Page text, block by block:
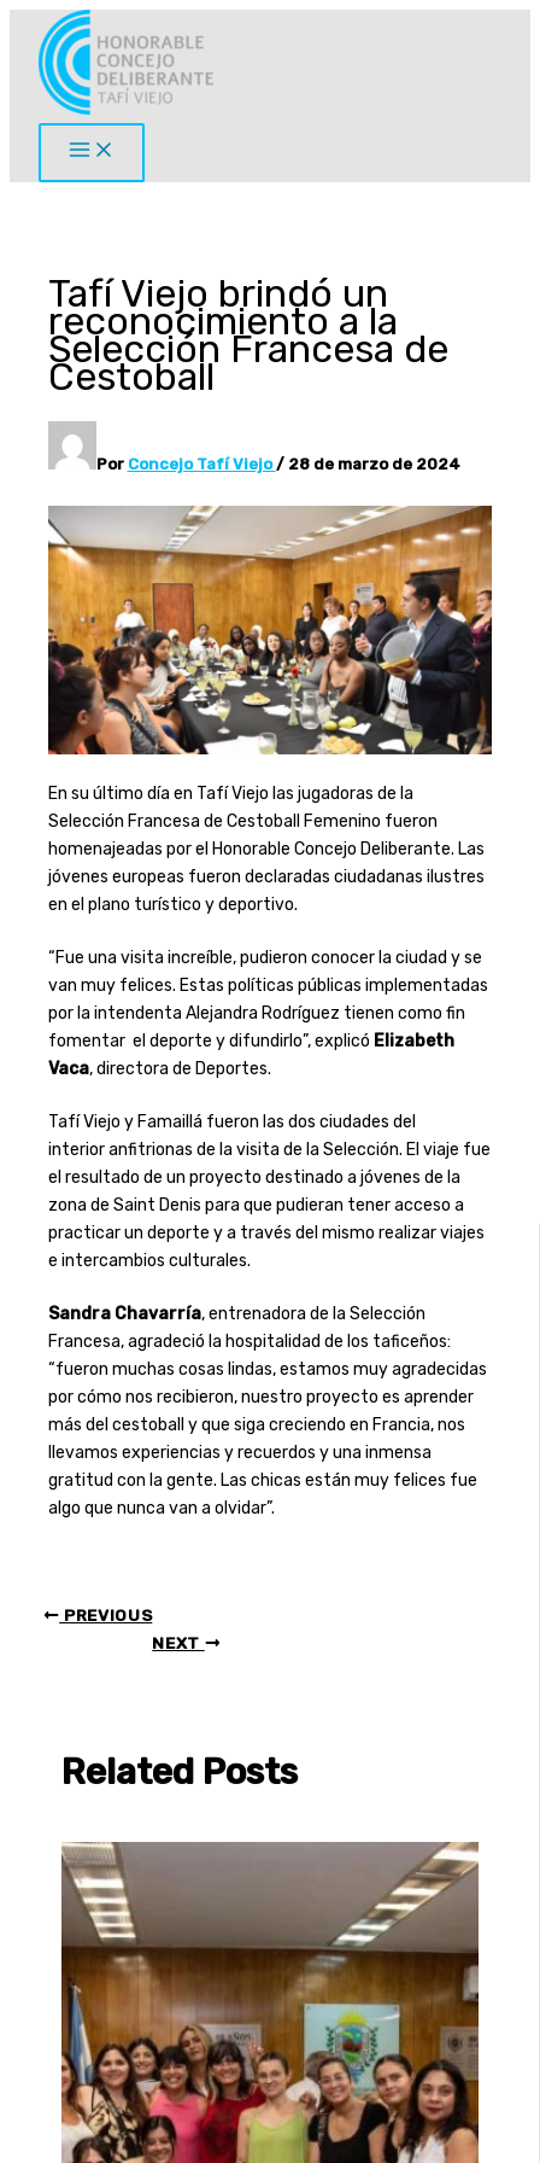
contenido
Tafí Viejo brindó un
reconocimiento a la
Selección Francesa de
Cestoball
Por Concejo Tafí Viejo / 28 de marzo de 2024
En su último día en Tafí Viejo las jugadoras de la
Selección Francesa de Cestoball Femenino fueron
homenajeadas por el Honorable Concejo Deliberante. Las
jóvenes europeas fueron declaradas ciudadanas ilustres
en el plano turístico y deportivo.
“Fue una visita increíble, pudieron conocer la ciudad y se
van muy felices. Estas políticas públicas implementadas
por la intendenta Alejandra Rodríguez tienen como fin
fomentar el deporte y difundirlo”, explicó Elizabeth
Vaca, directora de Deportes.
Tafí Viejo y Famaillá fueron las dos ciudades del
interior anfitrionas de la visita de la Selección. El viaje fue
el resultado de un proyecto destinado a jóvenes de la
zona de Saint Denis para que pudieran tener acceso a
practicar un deporte y a través del mismo realizar viajes
e intercambios culturales.
Sandra Chavarría, entrenadora de la Selección
Francesa, agradeció la hospitalidad de los taficeños:
“fueron muchas cosas lindas, estamos muy agradecidas
por cómo nos recibieron, nuestro proyecto es aprender
más del cestoball y que siga creciendo en Francia, nos
llevamos experiencias y recuerdos y una inmensa
gratitud con la gente. Las chicas están muy felices fue
algo que nunca van a olvidar”.
PREVIOUS
NEXT
Related Posts